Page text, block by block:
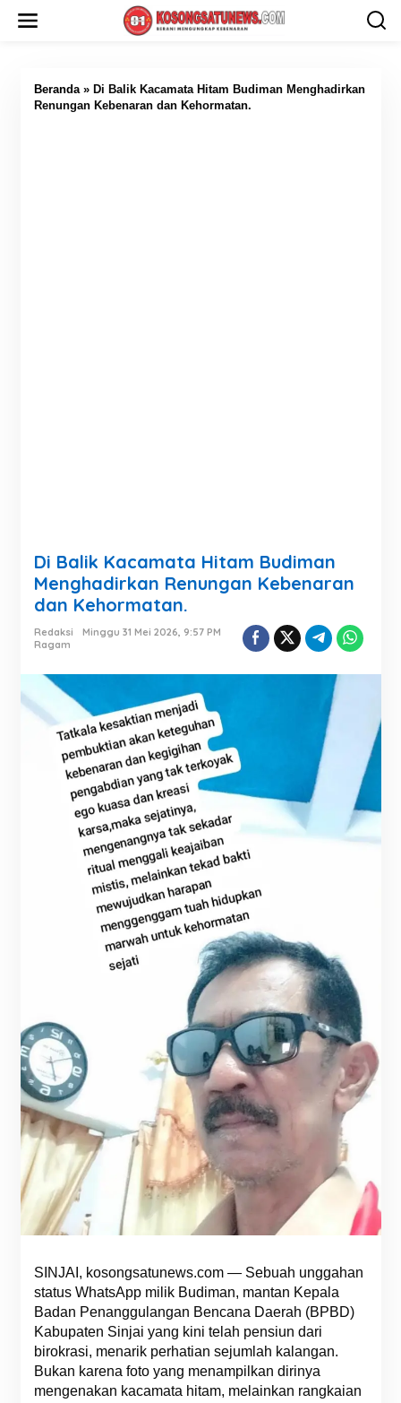
Beranda» Di Balik Kacamata Hitam Budiman Menghadirkan
Renungan Kebenaran dan Kehormatan.
Di Balik Kacamata Hitam Budiman
Menghadirkan Renungan Kebenaran
dan Kehormatan.
Redaksi
Minggu 31 Mei 2026, 9:57 PM
Ragam
SINJAI, kosongsatunews.com — Sebuah unggahan
status WhatsApp milik Budiman, mantan Kepala
Badan Penanggulangan Bencana Daerah (BPBD)
Kabupaten Sinjai yang kini telah pensiun dari
birokrasi, menarik perhatian sejumlah kalangan.
Bukan karena foto yang menampilkan dirinya
mengenakan kacamata hitam, melainkan rangkaian